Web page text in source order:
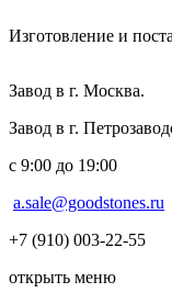
Изготовление и
Завод в г. Москва.
Завод в г.
с 9:00 до 19:00
a.sale@goodstones.ru
+7 (910) 003-22-55
открыть меню